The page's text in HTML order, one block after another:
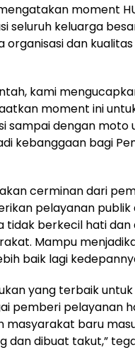
moment
seluruh keluarga
dan
kami
moment ini
sampai dengan
kebanggaan bagi
cerminan dari
pelayanan publik
tidak berkecil hati
Mampu
baik lagi
yang terbaik
pemberi pelayanan
baru
dan dibuat takut,”